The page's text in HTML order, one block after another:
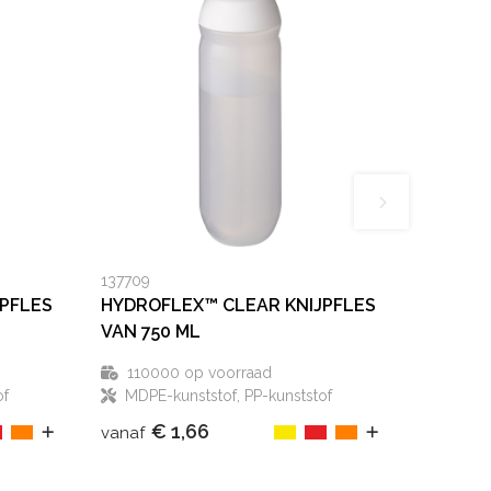
137709
HYDROFLEX™ CLEAR KNIJPFLES
VAN 750 ML
110000 op voorraad
MDPE-kunststof, PP-kunststof
vanaf € 1,66